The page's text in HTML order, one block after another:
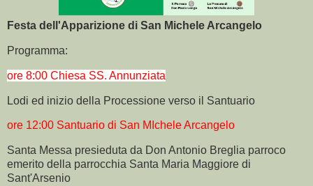
Festa dell'Apparizione di San Michele Arcangelo
Programma:
ore 8:00 Chiesa SS. Annunziata
Lodi ed inizio della Processione verso il Santuario
ore 12:00 Santuario di San MIchele Arcangelo
Santa Messa presieduta da Don Antonio Breglia parroco
emerito della parrocchia Santa Maria Maggiore di
Sant'Arsenio